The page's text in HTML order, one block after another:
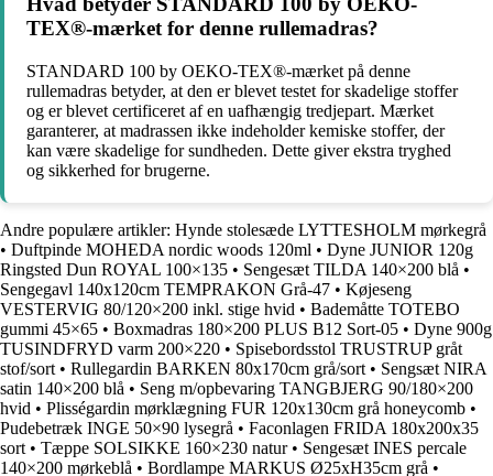
TEX®-mærket for denne rullemadras?
STANDARD 100 by OEKO-TEX®-mærket på denne
rullemadras betyder, at den er blevet testet for skadelige stoffer
og er blevet certificeret af en uafhængig tredjepart. Mærket
garanterer, at madrassen ikke indeholder kemiske stoffer, der
kan være skadelige for sundheden. Dette giver ekstra tryghed
og sikkerhed for brugerne.
Andre populære artikler: Hynde stolesæde LYTTESHOLM mørkegrå
• Duftpinde MOHEDA nordic woods 120ml • Dyne JUNIOR 120g
Ringsted Dun ROYAL 100×135 • Sengesæt TILDA 140×200 blå •
Sengegavl 140x120cm TEMPRAKON Grå-47 • Køjeseng
VESTERVIG 80/120×200 inkl. stige hvid • Bademåtte TOTEBO
gummi 45×65 • Boxmadras 180×200 PLUS B12 Sort-05 • Dyne 900g
TUSINDFRYD varm 200×220 • Spisebordsstol TRUSTRUP gråt
stof/sort • Rullegardin BARKEN 80x170cm grå/sort • Sengsæt NIRA
satin 140×200 blå • Seng m/opbevaring TANGBJERG 90/180×200
hvid • Plisségardin mørklægning FUR 120x130cm grå honeycomb •
Pudebetræk INGE 50×90 lysegrå • Faconlagen FRIDA 180x200x35
sort • Tæppe SOLSIKKE 160×230 natur• Sengesæt INES percale
140×200 mørkeblå • Bordlampe MARKUS Ø25xH35cm grå •